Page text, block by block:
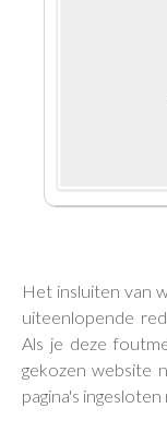
Het insluiten van
uiteenlopende
Als je deze
gekozen website
pagina's